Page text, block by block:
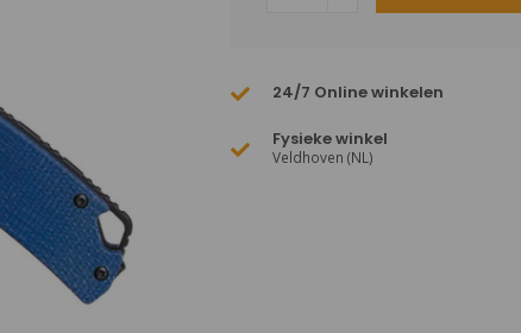
24/7 Online winkelen
Fysieke winkel
Veldhoven (NL)